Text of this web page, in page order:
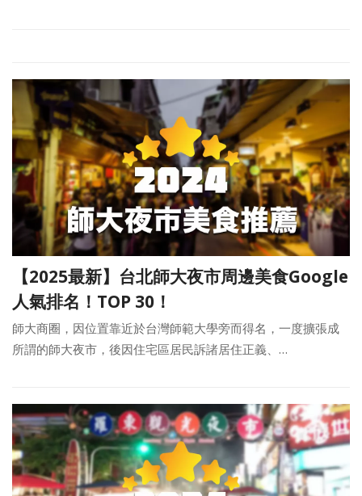
【2025最新】台北師大夜市周邊美食Google
人氣排名！TOP 30！
師大商圈，因位置靠近於台灣師範大學旁而得名，一度擴張成
所謂的師大夜市，後因住宅區居民訴諸居住正義、…